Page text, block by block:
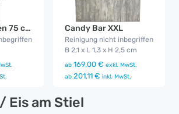
Schokobrunnen 75 cm Candy Bar XXL
Reinigung nicht inbegriffen
B 2,1 x L 1,3 x H 2,5 cm
ab 169,00 € exkl. MwSt.
ab 201,11 € inkl. MwSt.
Eis am Stiel